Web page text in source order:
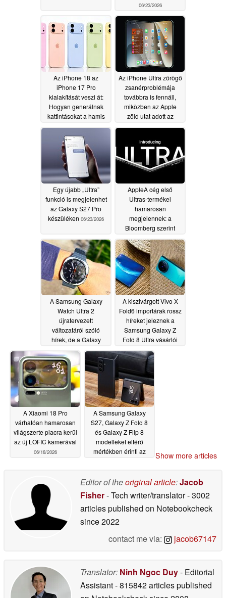
06/23/2026
Az iPhone 18 az
iPhone 17 Pro
kialakítását veszi át:
Hogyan generálnak
kattintásokat a hamis
06/23/2026
Az iPhone Ultra zörögő
zsanérproblémája
továbbra is fennáll,
miközben az Apple
zöld utat adott az
Egy újabb „Ultra”
funkció is megjelenhet
az Galaxy S27 Pro
készüléken 06/23/2026
AppleA cég első
Ultras-termékei
hamarosan
megjelennek: a
Bloomberg szerint
termék kerül
forgalomba06/22/2026
A Samsung Galaxy
Watch Ultra 2
újratervezett
változatáról szóló
hírek, de a Galaxy
nem szivárgott ki
információ06/21/2026
A kiszivárgott Vivo X
Fold6 importárak rossz
híreket jeleznek a
Samsung Galaxy Z
Fold 8 Ultra vásárlói
06/20/2026
A Xiaomi 18 Pro
várhatóan hamarosan
világszerte piacra kerül
az új LOFIC kamerával
06/18/2026
A Samsung Galaxy
S27, Galaxy Z Fold 8
és Galaxy Z Flip 8
modelleket eltérő
mértékben érinti az
Show more articles
Editor of theoriginal article:Jacob
Fisher- Tech writer/translator- 3002
articles published on Notebookcheck
since 2022
contact me via:
jacob67147
Translator: Ninh Ngoc Duy- Editorial
Assistant- 815842 articles published